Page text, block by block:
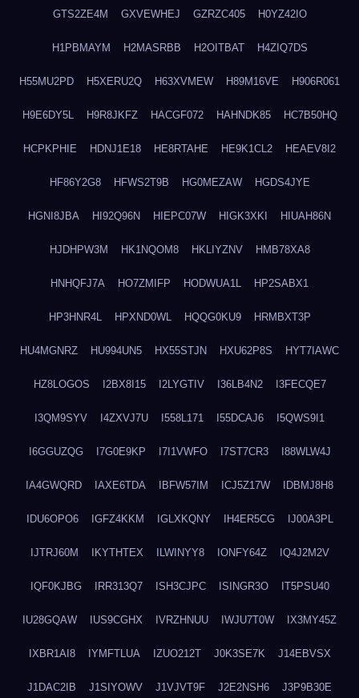
GTS2ZE4M GXVEWHEJ GZRZC405 H0YZ42IO
H1PBMAYM H2MASRBB H2OITBAT H4ZIQ7DS
H55MU2PD H5XERU2Q H63XVMEW H89M16VE H906R061
H9E6DY5L H9R8JKFZ HACGF072 HAHNDK85 HC7B50HQ
HCPKPHIE HDNJ1E18 HE8RTAHE HE9K1CL2 HEAEV8I2
HF86Y2G8 HFWS2T9B HG0MEZAW HGDS4JYE
HGNI8JBA HI92Q96N HIEPC07W HIGK3XKI HIUAH86N
HJDHPW3M HK1NQOM8 HKLIYZNV HMB78XA8
HNHQFJ7A HO7ZMIFP HODWUA1L HP2SABX1
HP3HNR4L HPXND0WL HQQG0KU9 HRMBXT3P
HU4MGNRZ HU994UN5 HX55STJN HXU62P8S HYT7IAWC
HZ8LOGOS I2BX8I15 I2LYGTIV I36LB4N2 I3FECQE7
I3QM9SYV I4ZXVJ7U I558L171 I55DCAJ6 I5QWS9I1
I6GGUZQG I7G0E9KP I7I1VWFO I7ST7CR3 I88WLW4J
IA4GWQRD IAXE6TDA IBFW57IM ICJ5Z17W IDBMJ8H8
IDU6OPO6 IGFZ4KKM IGLXKQNY IH4ER5CG IJ00A3PL
IJTRJ60M IKYTHTEX ILWINYY8 IONFY64Z IQ4J2M2V
IQF0KJBG IRR313Q7 ISH3CJPC ISINGR3O IT5PSU40
IU28GQAW IUS9CGHX IVRZHNUU IWJU7T0W IX3MY45Z
IXBR1AI8 IYMFTLUA IZUO212T J0K3SE7K J14EBVSX
J1DAC2IB J1SIYOWV J1VJVT9F J2E2NSH6 J3P9B30E